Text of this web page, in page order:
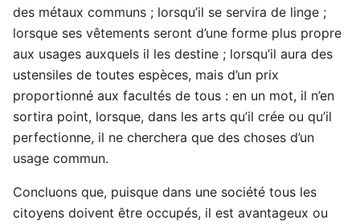
des métaux communs ; lorsqu’il se servira de linge ;
lorsque ses vêtements seront d’une forme plus propre
aux usages auxquels il les destine ; lorsqu’il aura des
ustensiles de toutes espèces, mais d’un prix
proportionné aux facultés de tous : en un mot, il n’en
sortira point, lorsque, dans les arts qu’il crée ou qu’il
perfectionne, il ne cherchera que des choses d’un
usage commun.
Concluons que, puisque dans une société tous les
citoyens doivent être occupés, il est avantageux ou